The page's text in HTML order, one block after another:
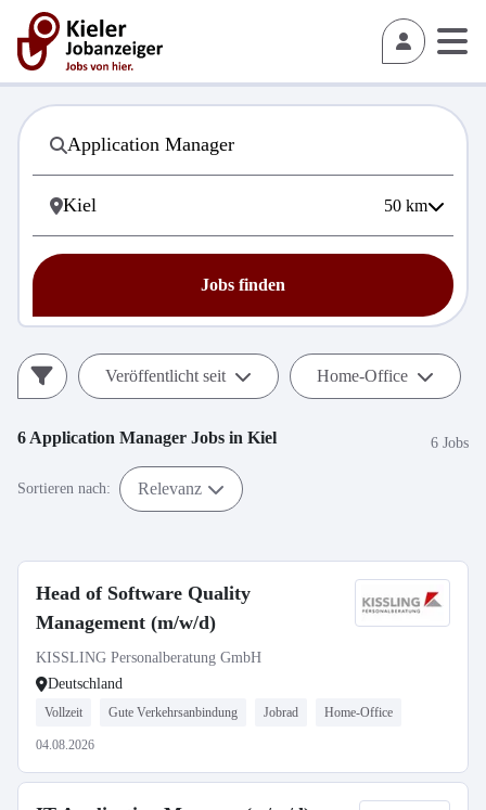
50 km
Jobs finden
Veröffentlicht seit Home-Office
6 Application Manager Jobs in Kiel 6 Jobs
Sortieren nach: Relevanz
Head of Software Quality
Management (m/w/d)
KISSLING Personalberatung GmbH
Deutschland
Vollzeit Gute Verkehrsanbindung Jobrad Home-Office
04.08.2026